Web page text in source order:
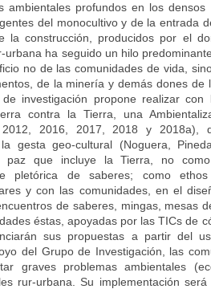
ambientales profundos en los densos
del monocultivo y de la entrada
la construcción, producidos por el
ha seguido un hilo
no de las comunidades de vida,
de la minería y demás dones de
investigación propone realizar con
contra la Tierra, una
2016, 2017, 2018 y 2018a),
gesta geo-cultural (Noguera,
paz que incluye la Tierra, no
pletórica de saberes; como
y con las comunidades, en el
de saberes, mingas, mesas
éstas, apoyadas por las TICs de
sus propuestas a partir del
del Grupo de Investigación, las
graves problemas ambientales
rur-urbana. Su implementación